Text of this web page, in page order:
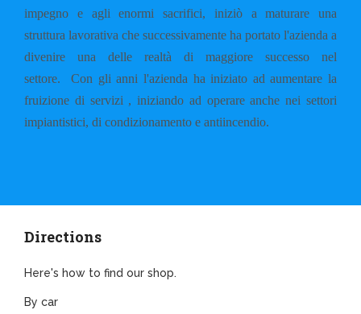
impegno e agli enormi sacrifici, iniziò a maturare una
struttura lavorativa che successivamente ha portato l'azienda a
divenire una delle realtà di maggiore successo nel
settore.Con gli anni l'azienda ha iniziato ad aumentare la
fruizione di servizi , iniziando ad operare anche nei settori
impiantistici, di condizionamento e antiincendio.
Directions
Here's how to find our shop.
By car